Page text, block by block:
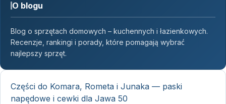
O blogu
Blog o sprzętach domowych – kuchennych i łazienkowych.
Recenzje, rankingi i porady, które pomagają wybrać
najlepszy sprzęt.
Części do Komara, Rometa i Junaka — paski
napędowe i cewki dla Jawa 50